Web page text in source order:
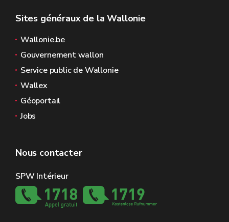
Sites généraux de la Wallonie
Wallonie.be
Gouvernement wallon
Service public de Wallonie
Wallex
Géoportail
Jobs
Nous contacter
SPW Intérieur